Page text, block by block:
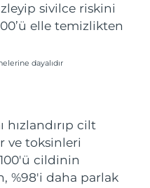
sivilce riskini
elle temizlikten
dayalıdır
hızlandırıp cilt
ve toksinleri
cildinin
%98'i daha parlak
teslim tarihi8/10/26
Tahmini teslim tarihi
Tahmini teslim tarihi8/11/26